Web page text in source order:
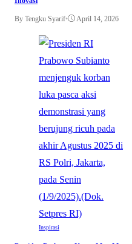
By Tengku Syarif• April 14, 2026
Inspirasi